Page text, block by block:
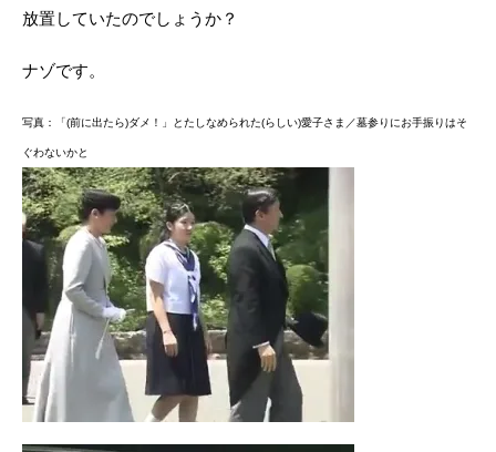
放置していたのでしょうか？
ナゾです。
写真：「(前に出たら)ダメ！」とたしなめられた(らしい)愛子さま／墓参りにお手振りはそ
ぐわないかと